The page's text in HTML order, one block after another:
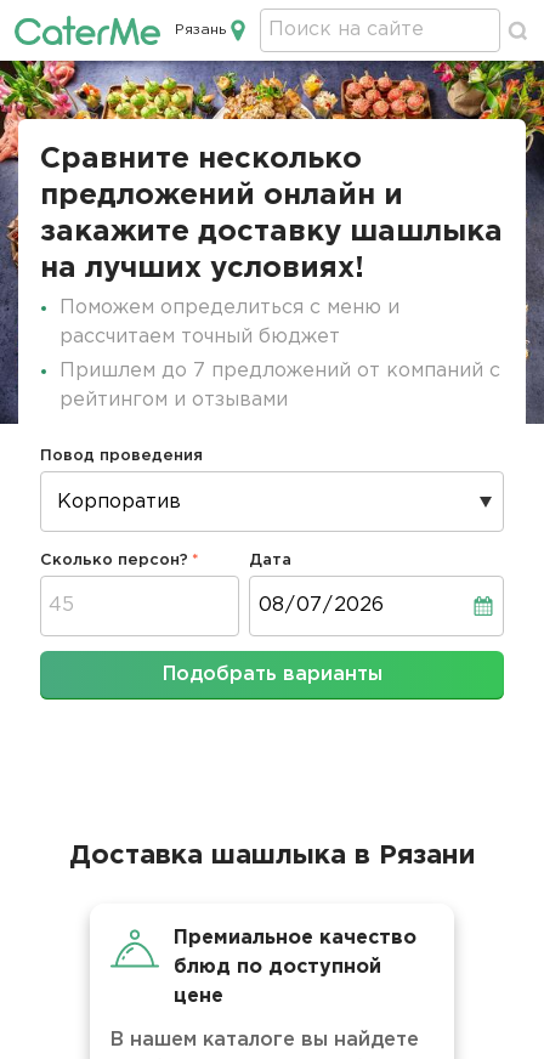
Кейтеринг в Рязани
Рязань
Строка
Сравните несколько
предложений онлайн и
закажите доставку шашлыка
на лучших условиях!
Поможем определиться с меню и
рассчитаем точный бюджет
Пришлем до 7 предложений от компаний с
рейтингом и отзывами
Повод проведения
Сколько персон? Дата
Подобрать варианты
Доставка шашлыка в Рязани
Премиальное качество
блюд по доступной
цене
В нашем каталоге вы найдете